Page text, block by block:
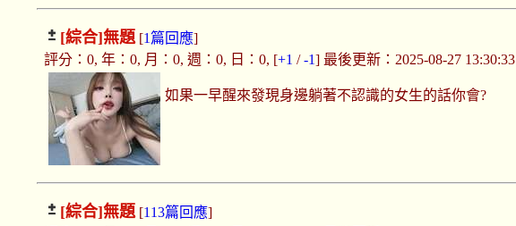
[綜合]無題 [1篇回應]
評分：0, 年：0, 月：0, 週：0, 日：0, [+1 /-1] 最後更新：2025-08-27 13:30:33
如果一早醒來發現身邊躺著不認識的女生的話你會?
[綜合]無題 [113篇回應]